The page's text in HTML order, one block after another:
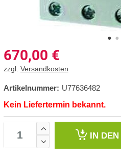
670,00 €
zzgl. Versandkosten
Artikelnummer: U77636482
Kein Liefertermin bekannt.
IN DEN